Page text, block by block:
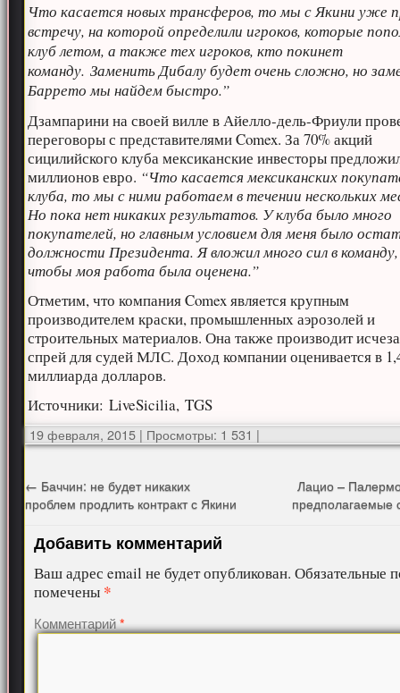
Что касается новых трансферов, то мы с Якини уже
встречу, на которой определили игроков, которые
клуб летом, а также тех игроков, кто покинет
команду. Заменить Дибалу будет очень сложно, но
Баррето мы найдем быстро.”
Дзампарини на своей вилле в Айелло-дель-Фриули
переговоры с представителями Comex. За 70% акций
сицилийского клуба мексиканские инвесторы
миллионов евро. “Что касается мексиканских
клуба, то мы с ними работаем в течении нескольких
Но пока нет никаких результатов. У клуба было много
покупателей, но главным условием для меня было
должности Президента. Я вложил много сил в команду,
чтобы моя работа была оценена.”
Отметим, что компания Comex является крупным
производителем краски, промышленных аэрозолей и
строительных материалов. Она также производит
спрей для судей МЛС. Доход компании оценивается в
миллиарда долларов.
Источники: LiveSicilia, TGS
19 февраля, 2015 | Просмотры: 1 531 |
← Баччин: не будет никаких
проблем продлить контракт с Якини
Лацио –
предполагаемые
Добавить комментарий
Ваш адрес email не будет опубликован. Обязательные
помечены *
Комментарий*